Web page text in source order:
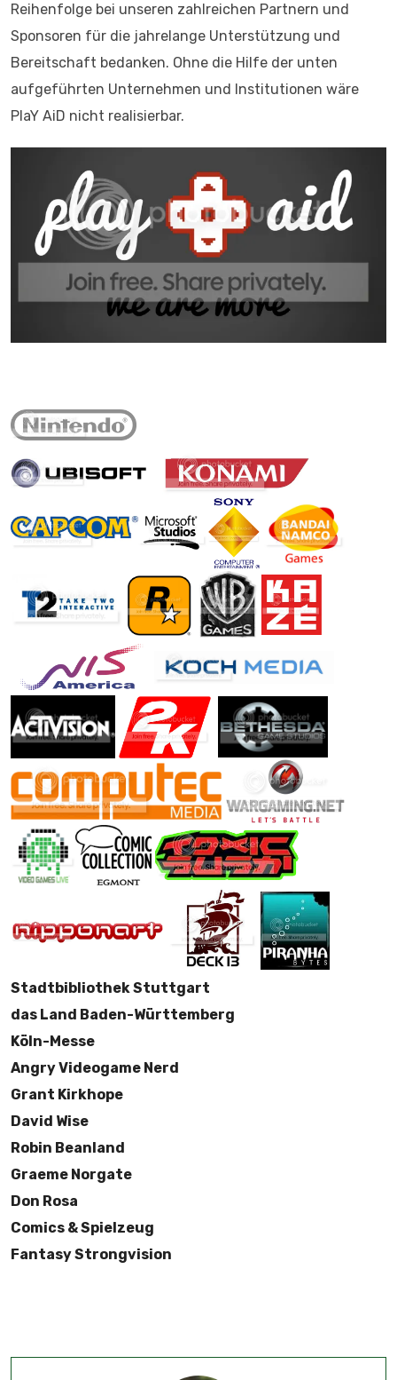
Reihenfolge bei unseren zahlreichen Partnern und
Sponsoren für die jahrelange Unterstützung und
Bereitschaft bedanken. Ohne die Hilfe der unten
aufgeführten Unternehmen und Institutionen wäre
PlaY AiD nicht realisierbar.
Stadtbibliothek Stuttgart
das Land Baden-Württemberg
Köln-Messe
Angry Videogame Nerd
Grant Kirkhope
David Wise
Robin Beanland
Graeme Norgate
Don Rosa
Comics & Spielzeug
Fantasy Strongvision